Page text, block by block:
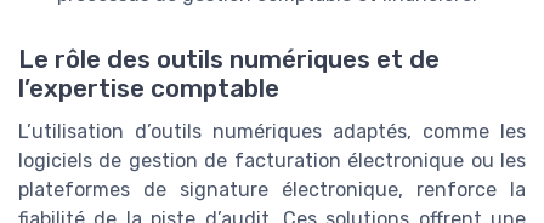
Le rôle des outils numériques et de
l’expertise comptable
L’utilisation d’outils numériques adaptés, comme les
logiciels de gestion de facturation électronique ou les
plateformes de signature électronique, renforce la